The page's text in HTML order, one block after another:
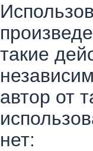
такие
автор от
нет: